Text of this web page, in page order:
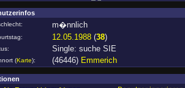
m�nnlich
12.05.1988 (38)
Single: suche SIE
(Karte): (46446) Emmerich